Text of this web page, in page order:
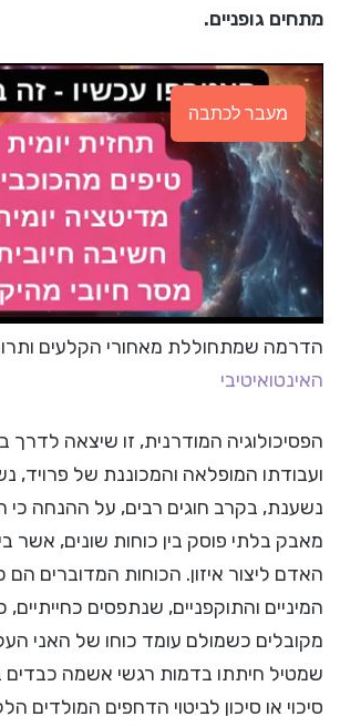
מתחים גופניים.
מעבר לכתבה
הדרמה שמתחוללת מאחורי הקלעים
האינטואיטיבי
הפסיכולוגיה המודרנית, זו שיצאה לדרך
ועבודתו המופלאה והמכוננת של פרויד,
נשענת, בקרב חוגים רבים, על ההנחה כי
מאבק בלתי פוסק בין כוחות שונים, אשר
האדם ליצור איזון. הכוחות המדוברים הם
המיניים והתוקפניים, שנתפסים כחייתיים,
מקובלים כשמולם עומד כוחו של האני
שמטיל חיתתו בדמות רגשי אשמה
סיכוי או סיכון לביטוי הדחפים המולדים